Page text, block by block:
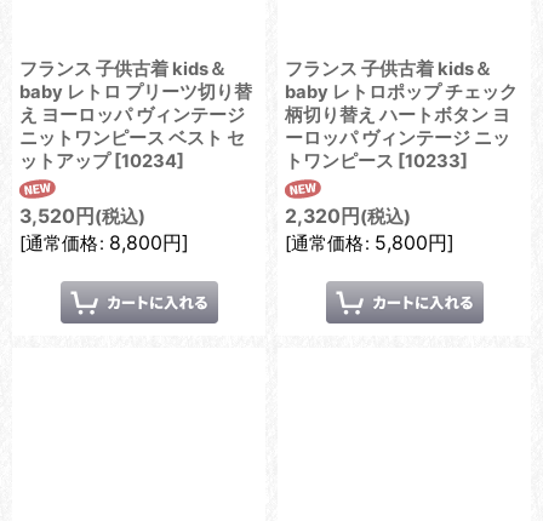
フランス 子供古着 kids＆
baby レトロ プリーツ切り替
え ヨーロッパ ヴィンテージ
ニットワンピース ベスト セ
ットアップ [10234]
3,520 円 (税込)
[通常価格: 8,800円]
フランス 子供古着 kids＆
baby レトロポップ チェック
柄切り替え ハートボタン ヨ
ーロッパ ヴィンテージ ニッ
トワンピース [10233]
2,320 円 (税込)
[通常価格: 5,800円]